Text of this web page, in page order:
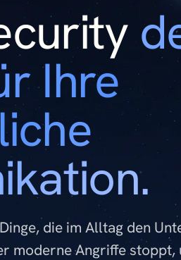
Ihre
die im Alltag den
moderne Angriffe stoppt,